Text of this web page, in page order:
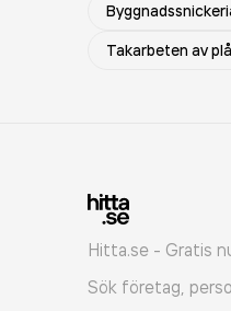
Takarbeten av
Hitta.se - Gratis
Sök företag,